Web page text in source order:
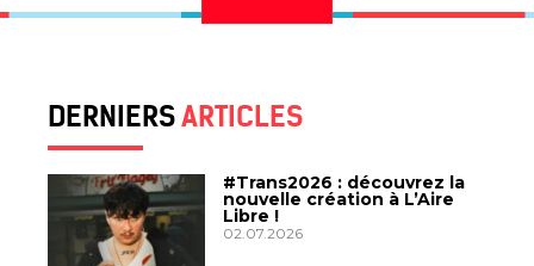
25.05.1021
DERNIERSARTICLES
#Trans2026 : découvrez la
nouvelle création à L’Aire
Libre !
02.07.2026